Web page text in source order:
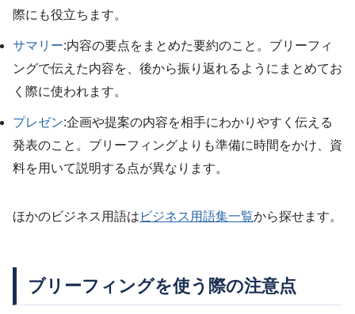
際にも役立ちます。
サマリー:内容の要点をまとめた要約のこと。ブリーフィ
ングで伝えた内容を、後から振り返れるようにまとめてお
く際に使われます。
プレゼン:企画や提案の内容を相手にわかりやすく伝える
発表のこと。ブリーフィングよりも準備に時間をかけ、資
料を用いて説明する点が異なります。
ほかのビジネス用語は ビジネス用語集一覧から探せます。
ブリーフィングを使う際の注意点